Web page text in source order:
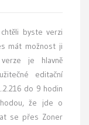
byste verzi
mát možnost ji
je hlavně
editační
do 9 hodin
že jde o
se přes Zoner